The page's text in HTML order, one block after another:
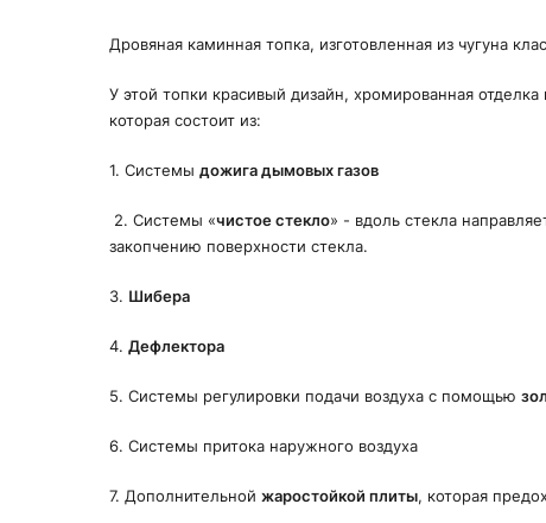
Дровяная каминная топка, изготовленная из чугуна
У этой топки красивый дизайн, хромированная
которая состоит из:
1. Системы дожига дымовых газов
2. Системы «чистое стекло» - вдоль стекла
закопчению поверхности стекла.
3. Шибера
4. Дефлектора
5. Системы регулировки подачи воздуха с помощью
6. Системы притока наружного воздуха
7. Дополнительной жаростойкой плиты, которая